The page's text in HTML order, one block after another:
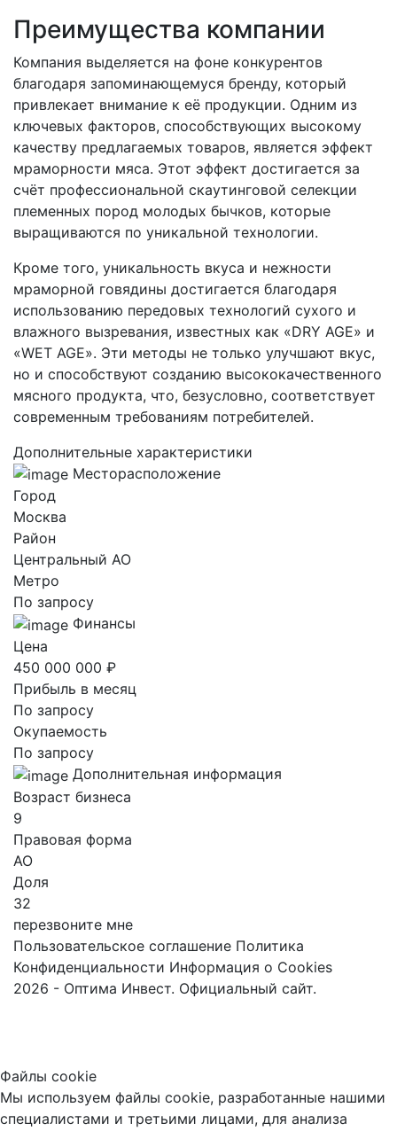
Преимущества компании
Компания выделяется на фоне конкурентов
благодаря запоминающемуся бренду, который
привлекает внимание к её продукции. Одним из
ключевых факторов, способствующих высокому
качеству предлагаемых товаров, является эффект
мраморности мяса. Этот эффект достигается за
счёт профессиональной скаутинговой селекции
племенных пород молодых бычков, которые
выращиваются по уникальной технологии.
Кроме того, уникальность вкуса и нежности
мраморной говядины достигается благодаря
использованию передовых технологий сухого и
влажного вызревания, известных как «DRY AGE» и
«WET AGE». Эти методы не только улучшают вкус,
но и способствуют созданию высококачественного
мясного продукта, что, безусловно, соответствует
современным требованиям потребителей.
Дополнительные характеристики
Месторасположение
Город
Москва
Район
Центральный AO
Метро
По запросу
Финансы
Цена
450 000 000 ₽
Прибыль в месяц
По запросу
Окупаемость
По запросу
Дополнительная информация
Возраст бизнеса
9
Правовая форма
АО
Доля
32
перезвоните мне
Пользовательское соглашение Политика
Конфиденциальности Информация о Cookies
2026 - Оптима Инвест. Официальный сайт.
Файлы cookie
Мы используем файлы cookie, разработанные нашими
специалистами и третьими лицами, для анализа